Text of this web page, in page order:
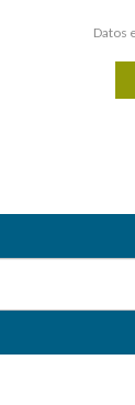
Datos